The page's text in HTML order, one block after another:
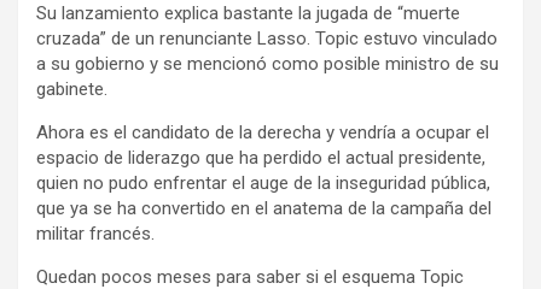
Su lanzamiento explica bastante la jugada de “muerte
cruzada” de un renunciante Lasso. Topic estuvo vinculado
a su gobierno y se mencionó como posible ministro de su
gabinete.
Ahora es el candidato de la derecha y vendría a ocupar el
espacio de liderazgo que ha perdido el actual presidente,
quien no pudo enfrentar el auge de la inseguridad pública,
que ya se ha convertido en el anatema de la campaña del
militar francés.
Quedan pocos meses para saber si el esquema Topic